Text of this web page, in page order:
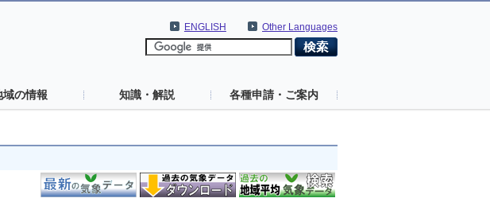
Other Languages
ENGLISH
域の情報 知識・解説 各種申請・ご案内